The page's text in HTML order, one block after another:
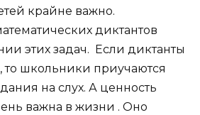
крайне важно.
диктантов
этих задач. Если диктанты
то школьники приучаются
на слух. А ценность
важна в жизни . Оно